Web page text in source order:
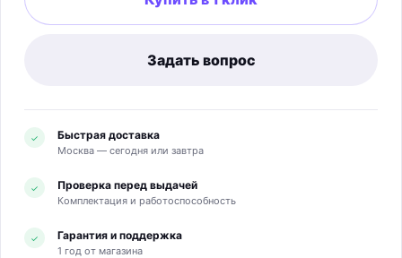
Задать вопрос
✓ Быстрая доставка
Москва — сегодня или завтра
✓ Проверка перед выдачей
Комплектация и работоспособность
✓ Гарантия и поддержка
1 год от магазина